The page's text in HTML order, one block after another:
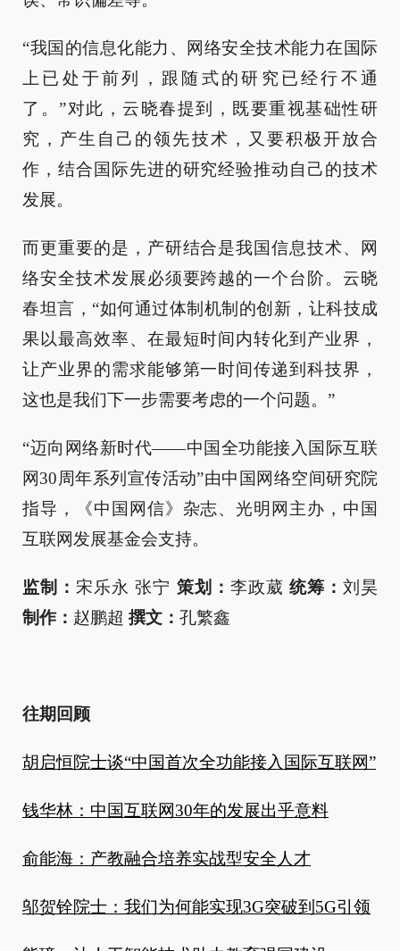
“我国的信息化能力、网络安全技术能力在国际
上已处于前列，跟随式的研究已经行不通
了。”对此，云晓春提到，既要重视基础性研
究，产生自己的领先技术，又要积极开放合
作，结合国际先进的研究经验推动自己的技术
发展。
而更重要的是，产研结合是我国信息技术、网
络安全技术发展必须要跨越的一个台阶。云晓
春坦言，“如何通过体制机制的创新，让科技成
果以最高效率、在最短时间内转化到产业界，
让产业界的需求能够第一时间传递到科技界，
这也是我们下一步需要考虑的一个问题。”
“迈向网络新时代——中国全功能接入国际互联
网30周年系列宣传活动”由中国网络空间研究院
指导，《中国网信》杂志、光明网主办，中国
互联网发展基金会支持。
监制： 宋乐永 张宁 策划： 李政葳 统筹：刘昊
制作： 赵鹏超 撰文： 孔繁鑫
往期回顾
胡启恒院士谈“中国首次全功能接入国际互联网”
钱华林：中国互联网30年的发展出乎意料
俞能海：产教融合培养实战型安全人才
邬贺铨院士：我们为何能实现3G突破到5G引领